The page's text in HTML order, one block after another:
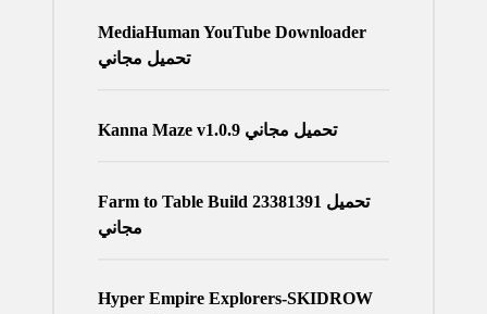
MediaHuman YouTube Downloader
تحميل مجاني
Kanna Maze v1.0.9 تحميل مجاني
Farm to Table Build 23381391 تحميل
مجاني
Hyper Empire Explorers-SKIDROW